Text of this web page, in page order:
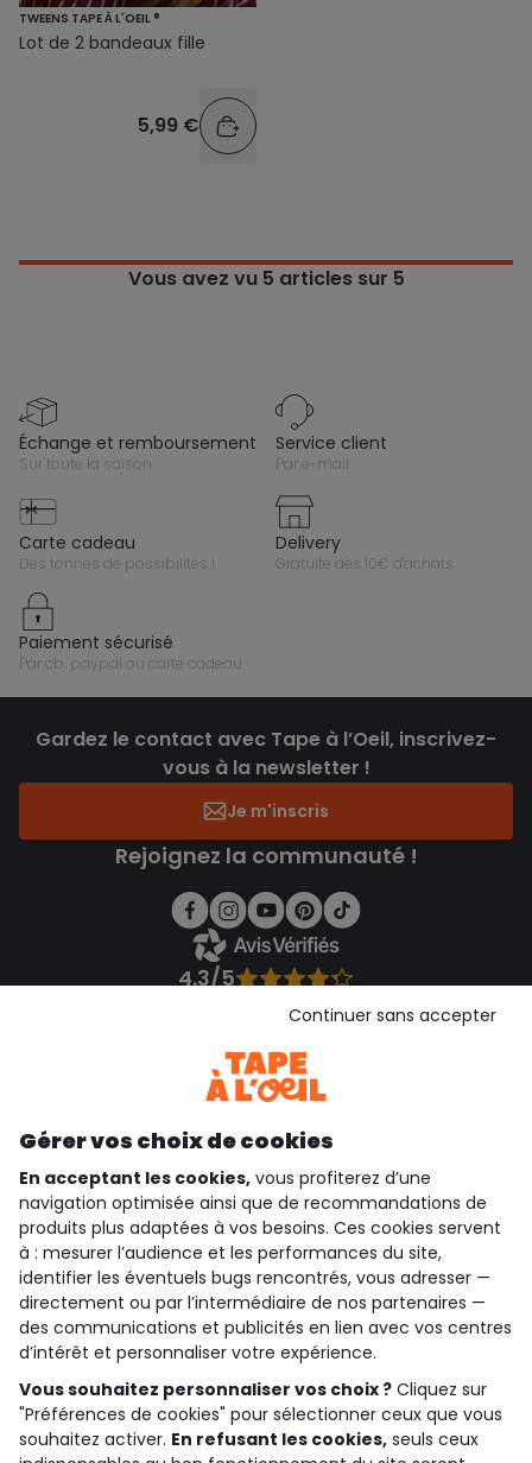
TWEENS TAPE À L'OEIL ®
Lot de 2 bandeaux fille
5,99 €
Vous avez vu 5 articles sur 5
échange et remboursement
sur toute la saison
service client
par e-mail
carte cadeau
des tonnes de possibilités !
delivery
gratuite dès 10€ d'achats
paiement sécurisé
par cb, paypal ou carte cadeau
Gardez le contact avec Tape à l’Oeil, inscrivez-
vous à la newsletter !
Je m'inscris
Rejoignez la communauté !
4.3/5
Voir l’attestation de confiance
Téléchargez notre application
Découvrir notre application
qui sommes-nous ?
besoin d'aide ?
le club fidélité
notre catalogue
Gérer vos choix de cookies
En acceptant les cookies, vous profiterez d’une
navigation optimisée ainsi que de recommandations de
produits plus adaptées à vos besoins. Ces cookies servent
à : mesurer l’audience et les performances du site,
identifier les éventuels bugs rencontrés, vous adresser —
directement ou par l’intermédiaire de nos partenaires —
des communications et publicités en lien avec vos centres
d’intérêt et personnaliser votre expérience.
Vous souhaitez personnaliser vos choix ? Cliquez sur
"Préférences de cookies" pour sélectionner ceux que vous
souhaitez activer. En refusant les cookies, seuls ceux
Continuer sans accepter